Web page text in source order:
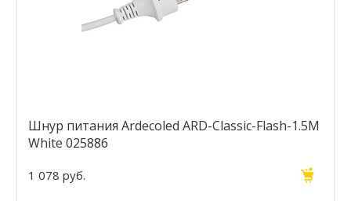
Шнур питания Ardecoled ARD-Classic-Flash-1.5M
White 025886
1 078 руб.